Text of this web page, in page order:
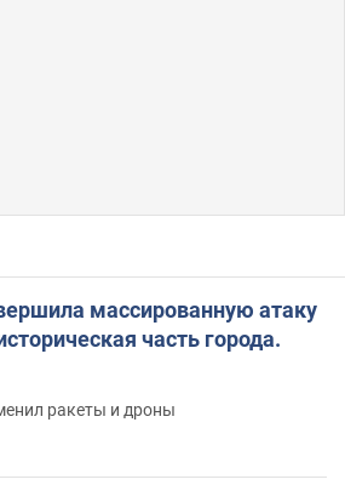
массированную атаку
часть города.
ракеты и дроны